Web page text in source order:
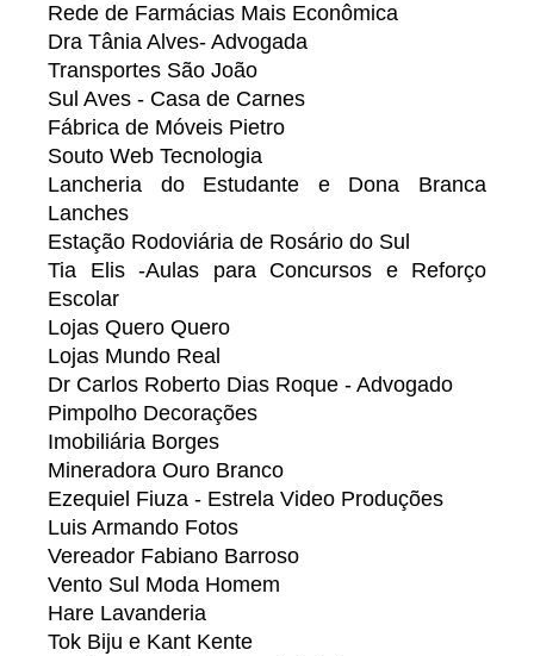
Rede de Farmácias Mais Econômica
Dra Tânia Alves- Advogada
Transportes São João
Sul Aves - Casa de Carnes
Fábrica de Móveis Pietro
Souto Web Tecnologia
Lancheria do Estudante e Dona Branca
Lanches
Estação Rodoviária de Rosário do Sul
Tia Elis -Aulas para Concursos e Reforço
Escolar
Lojas Quero Quero
Lojas Mundo Real
Dr Carlos Roberto Dias Roque - Advogado
Pimpolho Decorações
Imobiliária Borges
Mineradora Ouro Branco
Ezequiel Fiuza - Estrela Video Produções
Luis Armando Fotos
Vereador Fabiano Barroso
Vento Sul Moda Homem
Hare Lavanderia
Tok Biju e Kant Kente